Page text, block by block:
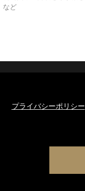
プライバシーポリシー